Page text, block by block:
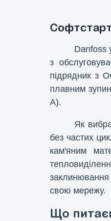
Danfoss
з
підрядник з
плавним
А).
Як
без частих
кам'яним
свою мережу.
Що